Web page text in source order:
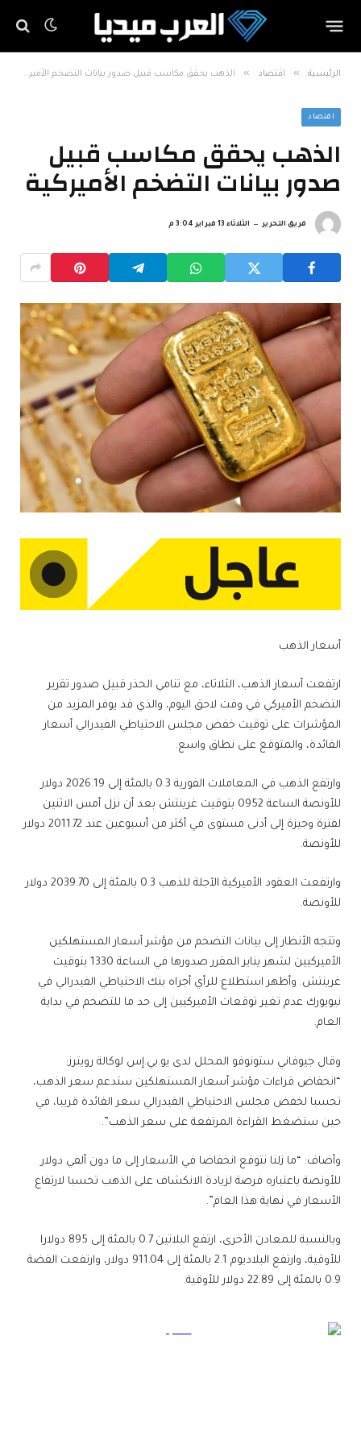
الرئيسية » اقتصاد » الذهب يحقق مكاسب قبيل صدور بيانات التضخم الأميركية
اقتصاد
الذهب يحقق مكاسب قبيل
صدور بيانات التضخم الأميركية
فريق التحرير الثلاثاء 13 فبراير 3:04 م
أسعار الذهب
ارتفعت أسعار الذهب، الثلاثاء، مع تنامي الحذر قبيل صدور تقرير
التضخم الأميركي في وقت لاحق اليوم، والذي قد يوفر المزيد من
المؤشرات على توقيت خفض مجلس الاحتياطي الفيدرالي أسعار
الفائدة، والمتوقع على نطاق واسع.
وارتفع الذهب في المعاملات الفورية 0.3 بالمئة إلى 2026.19 دولار
للأونصة الساعة 0952 بتوقيت غرينتش بعد أن نزل أمس الاثنين
لفترة وجيزة إلى أدنى مستوى في أكثر من أسبوعين عند 2011.72 دولار
للأونصة.
وارتفعت العقود الأميركية الآجلة للذهب 0.3 بالمئة إلى 2039.70 دولار
للأونصة.
وتتجه الأنظار إلى بيانات التضخم من مؤشر أسعار المستهلكين
الأميركيين لشهر يناير المقرر صدورها في الساعة 1330 بتوقيت
غرينتش. وأظهر استطلاع للرأي أجراه بنك الاحتياطي الفيدرالي في
نيويورك عدم تغير توقعات الأميركيين إلى حد ما للتضخم في بداية
العام.
وقال جيوفاني ستونوفو المحلل لدى يو.بي.إس لوكالة رويترز:
“انخفاض قراءات مؤشر أسعار المستهلكين ستدعم سعر الذهب،
تحسبا لخفض مجلس الاحتياطي الفيدرالي سعر الفائدة قريبا، في
حين ستضغط القراءة المرتفعة على سعر الذهب”.
وأضاف: “ما زلنا نتوقع انخفاضا في الأسعار إلى ما دون ألفي دولار
للأونصة باعتباره فرصة لزيادة الانكشاف على الذهب تحسبا لارتفاع
الأسعار في نهاية هذا العام”.
وبالنسبة للمعادن الأخرى، ارتفع البلاتين 0.7 بالمئة إلى 895 دولارا
للأوقية، وارتفع البلاديوم 2.1 بالمئة إلى 911.04 دولار، وارتفعت الفضة
0.9 بالمئة إلى 22.89 دولار للأوقية.